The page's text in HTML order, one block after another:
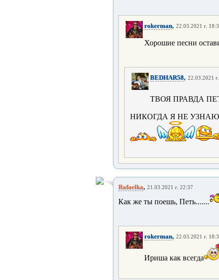
rokerman, 22.03.2021 г.
Хорошие песни
BEDHAR58, 22.03.2021
ТВОЯ ПРАВДА
НИКОГДА Я НЕ
Rafaelka, 21.03.2021 г. 22:37
Как же ты поешь, Петь.......
rokerman, 22.03.2021 г.
Ириша как всегда